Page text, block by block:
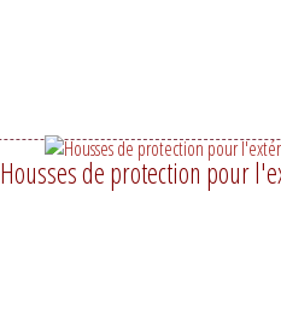
Housses de protection pour